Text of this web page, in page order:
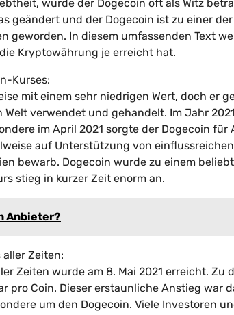
wurde der Dogecoin oft als Witz
geändert und der Dogecoin ist zu einer
geworden. In diesem umfassenden Text
Kryptowährung je erreicht hat.
Kurses:
mit einem sehr niedrigen Wert, doch er
Welt verwendet und gehandelt. Im Jahr
im April 2021 sorgte der Dogecoin
auf Unterstützung von
bewarb. Dogecoin wurde zu einem
stieg in kurzer Zeit enorm an.
Anbieter?
Zeiten:
Zeiten wurde am 8. Mai 2021 erreicht.
pro Coin. Dieser erstaunliche Anstieg war
um den Dogecoin. Viele Investoren